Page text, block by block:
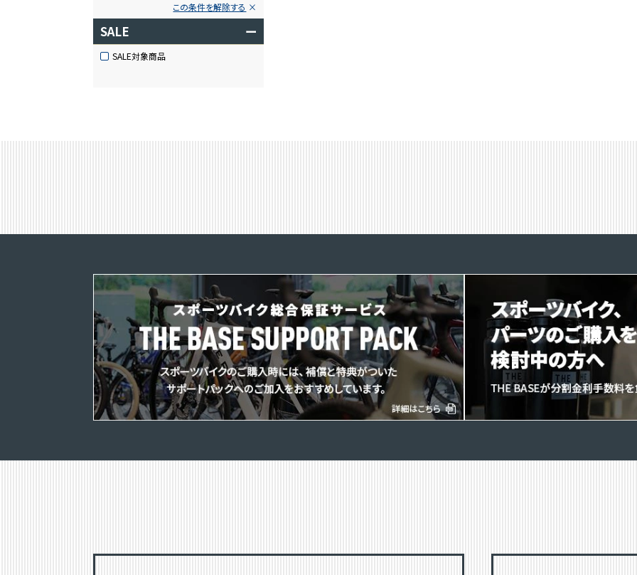
この条件を解除する
SALE ー
SALE対象商品